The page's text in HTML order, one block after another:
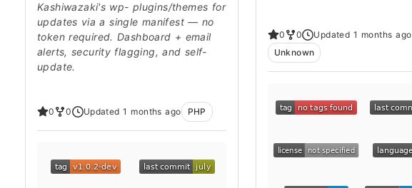
Kashiwazaki's wp- plugins/themes for
updates via a single manifest — no
token required. Dashboard + email
alerts, security flagging, and self-
update.
0 0 Updated 1 months ago PHP
0 0
Updated 1 months ago
Unknown